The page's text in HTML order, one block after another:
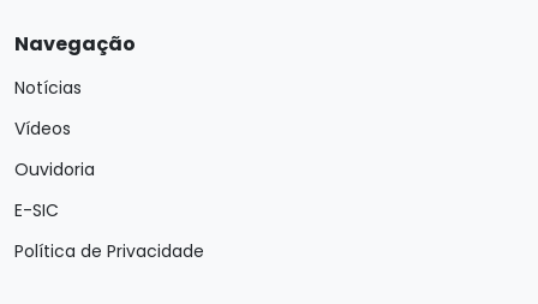
Navegação
Notícias
Vídeos
Ouvidoria
E-SIC
Política de Privacidade